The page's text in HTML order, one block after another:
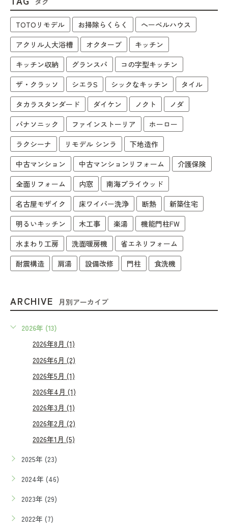
TOTOリモデル お掃除らくらく
へーベルハウス
アクリル人大浴槽
オクターブ
キッチン
キッチン収納
グランスパ
コの字型キッチン
ザ・クラッソ
シエラS シックなキッチン
タイル
タカラスタンダード
ダイケン ノクト
ノダ
パナソニック
ファインストーリア
ホーロー
ラクシーナ
リモデル シンラ
下地造作
中古マンション
中古マンションリフォーム
介護保険
全面リフォーム
内窓
南海プライウッド
名古屋モザイク
床ワイパー洗浄 断熱
新築住宅
明るいキッチン
木工事 楽湯
機能門柱FW
水まわり工房
洗面暖房機
省エネリフォーム
耐震構造
肩湯 設備改修 門柱 食洗機
ARCHIVE 月別アーカイブ
2026年 (13)
2026年8月 (1)
2026年6月 (2)
2026年5月 (1)
2026年4月 (1)
2026年3月 (1)
2026年2月 (2)
2026年1月 (5)
2025年 (23)
2024年 (46)
2023年 (29)
2022年 (7)